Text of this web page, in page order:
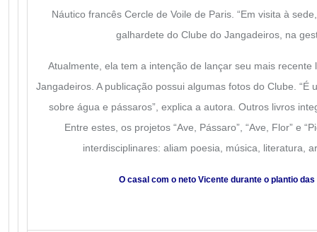
Náutico francês Cercle de Voile de Paris. “Em visita à
galhardete do Clube do Jangadeiros, na
Atualmente, ela tem a intenção de lançar seu mais recente
Jangadeiros. A publicação possui algumas fotos do Clube. “É
sobre água e pássaros”, explica a autora. Outros livros
Entre estes, os projetos “Ave, Pássaro”, “Ave, Flor” e
interdisciplinares: aliam poesia, música, literatura,
O casal com o neto Vicente durante o plantio